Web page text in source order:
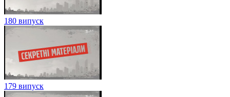
180 випуск
179 випуск